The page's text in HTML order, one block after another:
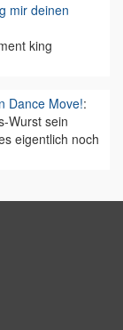
mir deinen
king
Dance Move!:
Wurst sein
eigentlich noch